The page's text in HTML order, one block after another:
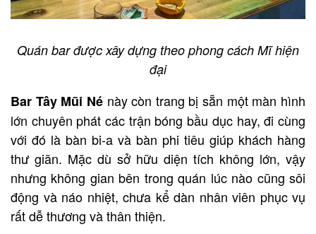
Quán bar được xây dựng theo phong cách Mĩ hiện
đại
Bar Tây Mũi Nénày còn trang bị sẵn một màn hình
lớn chuyên phát các trận bóng bầu dục hay, đi cùng
với đó là bàn bi-a và bàn phi tiêu giúp khách hàng
thư giãn. Mặc dù sở hữu diện tích không lớn, vậy
nhưng không gian bên trong quán lúc nào cũng sôi
động và náo nhiệt, chưa kể dàn nhân viên phục vụ
rất dễ thương và thân thiện.